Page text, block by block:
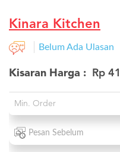
Kinara Kitchen
Belum Ada Ulasan
Kisaran Harga : Rp
Min. Order
Pesan Sebelum